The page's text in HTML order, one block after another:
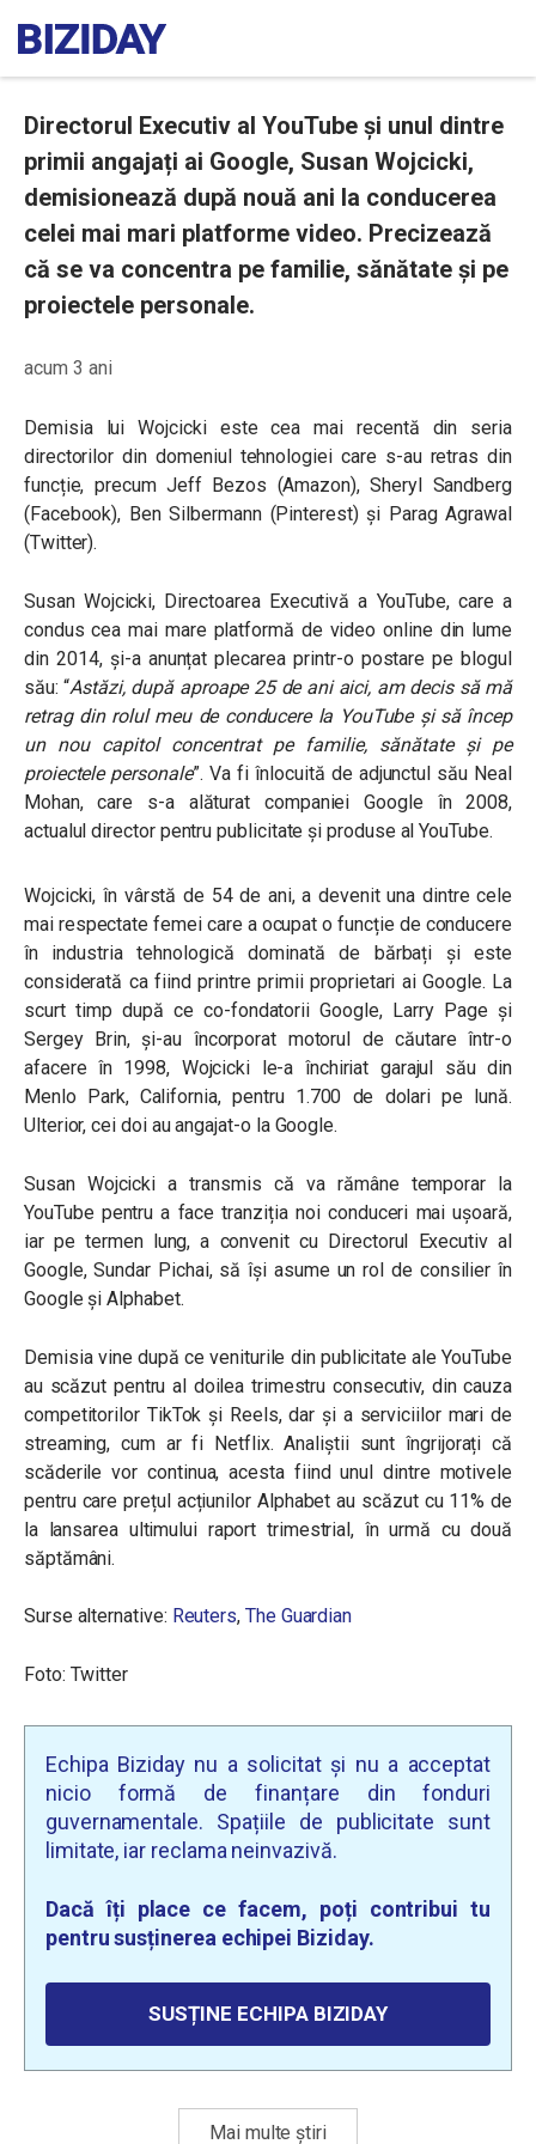
Directorul Executiv al YouTube și unul dintre
primii angajați ai Google, Susan Wojcicki,
demisionează după nouă ani la conducerea
celei mai mari platforme video. Precizează
că se va concentra pe familie, sănătate și pe
proiectele personale.
acum 3 ani
Demisia lui Wojcicki este cea mai recentă din seria
directorilor din domeniul tehnologiei care s-au retras din
funcție, precum Jeff Bezos (Amazon), Sheryl Sandberg
(Facebook), Ben Silbermann (Pinterest) și Parag Agrawal
(Twitter).
Susan Wojcicki, Directoarea Executivă a YouTube, care a
condus cea mai mare platformă de video online din lume
din 2014, și-a anunțat plecarea printr-o postare pe blogul
său:“Astăzi, după aproape 25 de ani aici, am decis să mă
retrag din rolul meu de conducere la YouTube și să încep
un nou capitol concentrat pe familie, sănătate și pe
proiectele personale”. Va fi înlocuită de adjunctul său Neal
Mohan, care s-a alăturat companiei Google în 2008,
actualul director pentru publicitate și produse al YouTube.
Wojcicki, în vârstă de 54 de ani, a devenit una dintre cele
mai respectate femei care a ocupat o funcție de conducere
în industria tehnologică dominată de bărbați și este
considerată ca fiind printre primii proprietari ai Google. La
scurt timp după ce co-fondatorii Google, Larry Page și
Sergey Brin, și-au încorporat motorul de căutare într-o
afacere în 1998, Wojcicki le-a închiriat garajul său din
Menlo Park, California, pentru 1.700 de dolari pe lună.
Ulterior, cei doi au angajat-o la Google.
Susan Wojcicki a transmis că va rămâne temporar la
YouTube pentru a face tranziția noi conduceri mai ușoară,
iar pe termen lung, a convenit cu Directorul Executiv al
Google, Sundar Pichai, să își asume un rol de consilier în
Google și Alphabet.
Demisia vine după ce veniturile din publicitate ale YouTube
au scăzut pentru al doilea trimestru consecutiv, din cauza
competitorilor TikTok și Reels, dar și a serviciilor mari de
streaming, cum ar fi Netflix. Analiștii sunt îngrijorați că
scăderile vor continua, acesta fiind unul dintre motivele
pentru care prețul acțiunilor Alphabet au scăzut cu 11% de
la lansarea ultimului raport trimestrial, în urmă cu două
săptămâni.
Surse alternative: Reuters, The Guardian
Foto: Twitter
Echipa Biziday nu a solicitat și nu a acceptat
nicio formă de finanțare din fonduri
guvernamentale. Spațiile de publicitate sunt
limitate, iar reclama neinvazivă.
Dacă îți place ce facem, poți contribui tu
pentru susținerea echipei Biziday.
SUSȚINE ECHIPA BIZIDAY
Mai multe știri